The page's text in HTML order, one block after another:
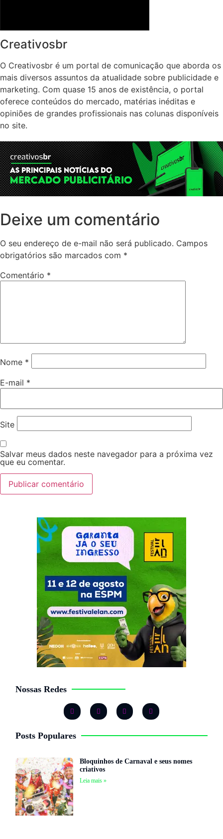
Creativosbr
O Creativosbr é um portal de comunicação que aborda os
mais diversos assuntos da atualidade sobre publicidade e
marketing. Com quase 15 anos de existência, o portal
oferece conteúdos do mercado, matérias inéditas e
opiniões de grandes profissionais nas colunas disponíveis
no site.
Deixe um comentário
O seu endereço de e-mail não será publicado. Campos
obrigatórios são marcados com *
Comentário *
Nome *
E-mail *
Site
Salvar meus dados neste navegador para a próxima vez
que eu comentar.
Nossas Redes
Posts Populares
Bloquinhos de Carnaval e seus nomes
criativos
Leia mais »